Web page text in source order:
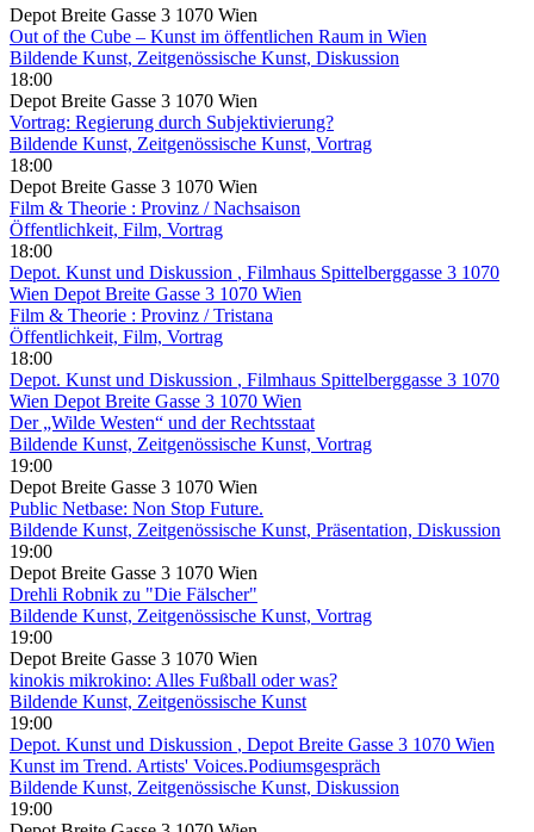
Depot Breite Gasse 3 1070 Wien
Out of the Cube – Kunst im öffentlichen Raum in Wien
Bildende Kunst, Zeitgenössische Kunst, Diskussion
18:00
Depot Breite Gasse 3 1070 Wien
Vortrag: Regierung durch Subjektivierung?
Bildende Kunst, Zeitgenössische Kunst, Vortrag
18:00
Depot Breite Gasse 3 1070 Wien
Film & Theorie : Provinz / Nachsaison
Öffentlichkeit, Film, Vortrag
18:00
Depot. Kunst und Diskussion , Filmhaus Spittelberggasse 3 1070
Wien Depot Breite Gasse 3 1070 Wien
Film & Theorie : Provinz / Tristana
Öffentlichkeit, Film, Vortrag
18:00
Depot. Kunst und Diskussion , Filmhaus Spittelberggasse 3 1070
Wien Depot Breite Gasse 3 1070 Wien
Der „Wilde Westen“ und der Rechtsstaat
Bildende Kunst, Zeitgenössische Kunst, Vortrag
19:00
Depot Breite Gasse 3 1070 Wien
Public Netbase: Non Stop Future.
Bildende Kunst, Zeitgenössische Kunst, Präsentation, Diskussion
19:00
Depot Breite Gasse 3 1070 Wien
Drehli Robnik zu "Die Fälscher"
Bildende Kunst, Zeitgenössische Kunst, Vortrag
19:00
Depot Breite Gasse 3 1070 Wien
kinokis mikrokino: Alles Fußball oder was?
Bildende Kunst, Zeitgenössische Kunst
19:00
Depot. Kunst und Diskussion , Depot Breite Gasse 3 1070 Wien
Kunst im Trend. Artists' Voices.Podiumsgespräch
Bildende Kunst, Zeitgenössische Kunst, Diskussion
19:00